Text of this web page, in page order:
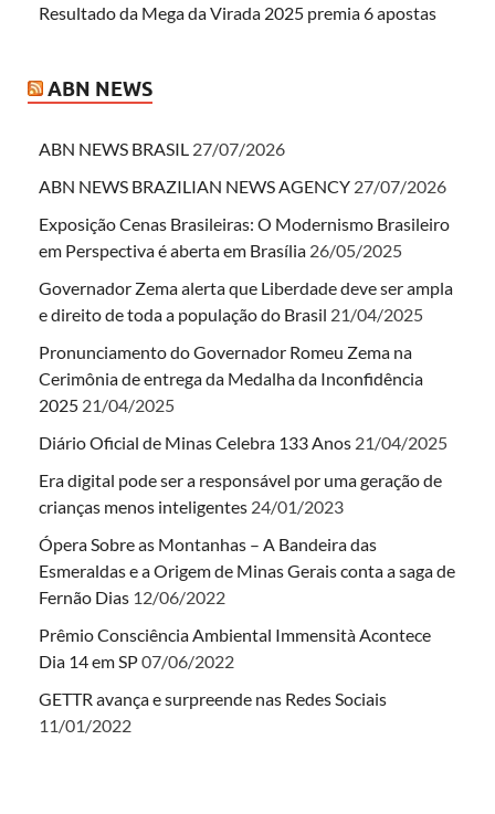
Resultado da Mega da Virada 2025 premia 6 apostas
ABN NEWS
ABN NEWS BRASIL 27/07/2026
ABN NEWS BRAZILIAN NEWS AGENCY 27/07/2026
Exposição Cenas Brasileiras: O Modernismo Brasileiro
em Perspectiva é aberta em Brasília 26/05/2025
Governador Zema alerta que Liberdade deve ser ampla
e direito de toda a população do Brasil 21/04/2025
Pronunciamento do Governador Romeu Zema na
Cerimônia de entrega da Medalha da Inconfidência
2025 21/04/2025
Diário Oficial de Minas Celebra 133 Anos 21/04/2025
Era digital pode ser a responsável por uma geração de
crianças menos inteligentes 24/01/2023
Ópera Sobre as Montanhas – A Bandeira das
Esmeraldas e a Origem de Minas Gerais conta a saga de
Fernão Dias 12/06/2022
Prêmio Consciência Ambiental Immensità Acontece
Dia 14 em SP07/06/2022
GETTR avança e surpreende nas Redes Sociais
11/01/2022